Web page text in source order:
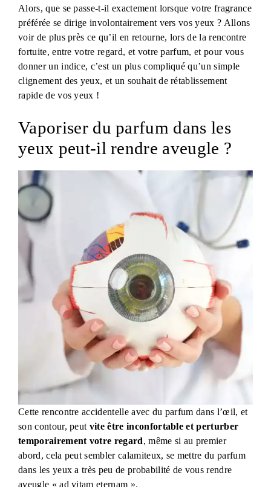
Alors, que se passe-t-il exactement lorsque votre fragrance
préférée se dirige involontairement vers vos yeux ? Allons
voir de plus près ce qu’il en retourne, lors de la rencontre
fortuite, entre votre regard, et votre parfum, et pour vous
donner un indice, c’est un plus compliqué qu’un simple
clignement des yeux, et un souhait de rétablissement
rapide de vos yeux !
Vaporiser du parfum dans les
yeux peut-il rendre aveugle ?
Cette rencontre accidentelle avec du parfum dans l’œil, et
son contour, peut vite être inconfortable et perturber
temporairement votre regard, même si au premier
abord, cela peut sembler calamiteux, se mettre du parfum
dans les yeux a très peu de probabilité de vous rendre
aveugle « ad vitam eternam ».